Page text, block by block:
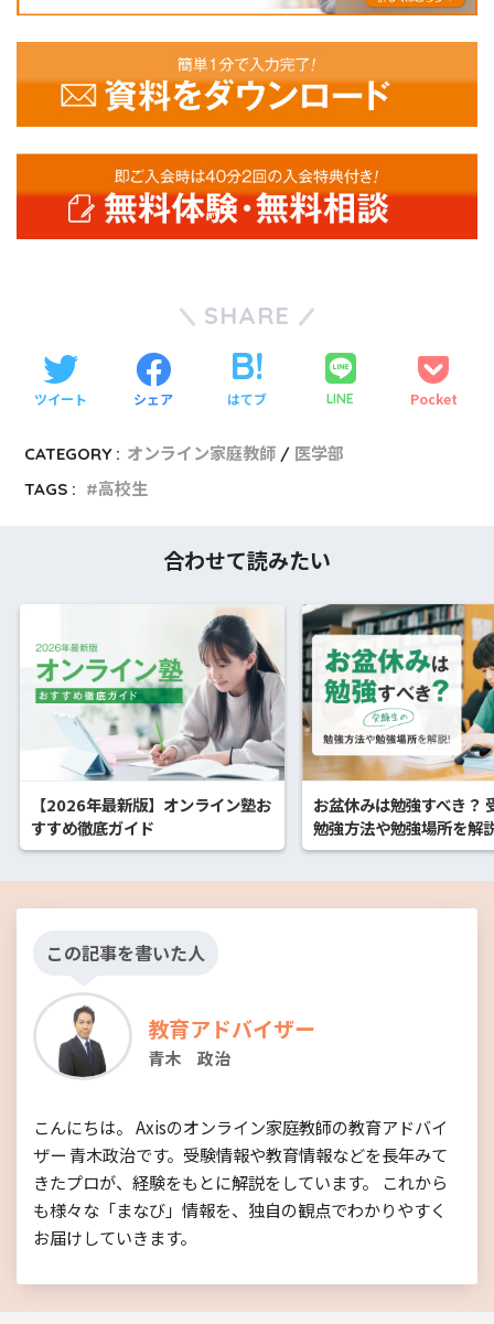
SHARE
ツイート シェア はてブ LINE Pocket
CATEGORY : オンライン家庭教師
医学部
TAGS :
高校生
合わせて読みたい
【2026年最新版】オンライン塾お
すすめ徹底ガイド
お盆休みは勉強すべき？
勉強方法や勉強場所を解
この記事を書いた人
教育アドバイザー
青木 政治
こんにちは。 Axisのオンライン家庭教師の教育アドバイ
ザー 青木政治です。受験情報や教育情報などを長年みて
きたプロが、経験をもとに解説をしています。 これから
も様々な「まなび」情報を、独自の観点でわかりやすく
お届けしていきます。